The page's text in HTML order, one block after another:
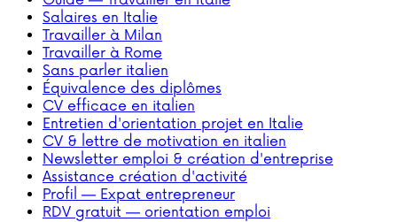
Salaires en Italie
Travailler à Milan
Travailler à Rome
Sans parler italien
Équivalence des diplômes
CV efficace en italien
Entretien d'orientation projet en Italie
CV & lettre de motivation en italien
Newsletter emploi & création d'entreprise
Assistance création d'activité
Profil — Expat entrepreneur
RDV gratuit — orientation emploi